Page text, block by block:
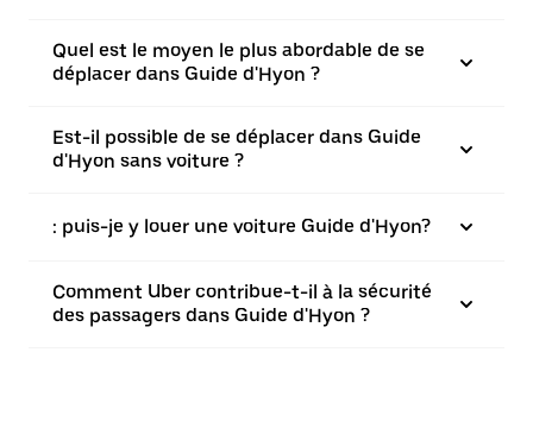
Quel est le moyen le plus abordable de se
déplacer dans Guide d'Hyon ?
Est-il possible de se déplacer dans Guide
d'Hyon sans voiture ?
: puis-je y louer une voiture Guide d'Hyon?
Comment Uber contribue-t-il à la sécurité
des passagers dans Guide d'Hyon ?